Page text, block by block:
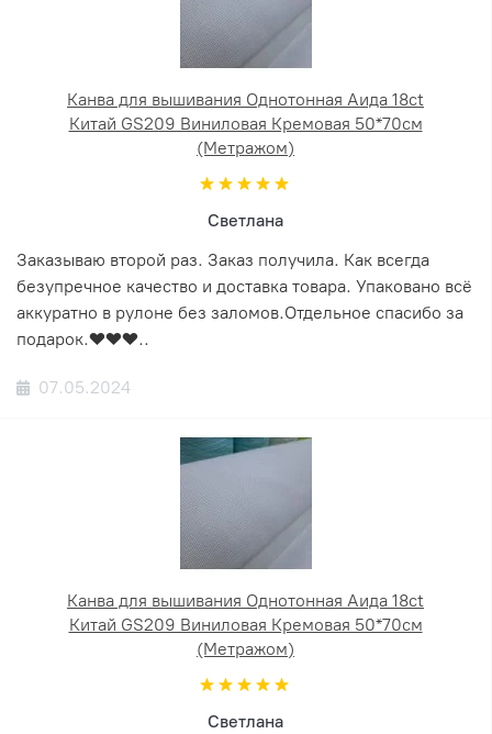
Канва для вышивания Однотонная Аида 18ct
Китай GS209 Виниловая Кремовая 50*70см
(Метражом)
Светлана
Заказываю второй раз. Заказ получила. Как всегда
безупречное качество и доставка товара. Упаковано всё
аккуратно в рулоне без заломов.Отдельное спасибо за
подарок.❤️❤️❤️..
07.05.2024
Канва для вышивания Однотонная Аида 18ct
Китай GS209 Виниловая Кремовая 50*70см
(Метражом)
Светлана